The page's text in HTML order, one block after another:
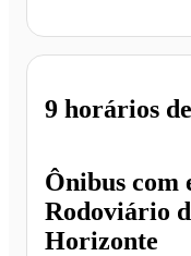
Ônibus com
Rodoviário
Horizonte
9 horários